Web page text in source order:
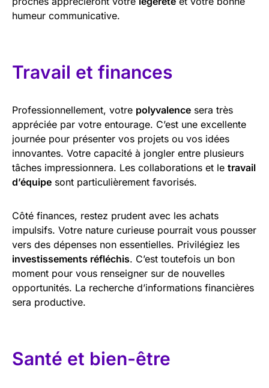
humeur communicative.
Travail et finances
Professionnellement, votre polyvalence sera très
appréciée par votre entourage. C’est une excellente
journée pour présenter vos projets ou vos idées
innovantes. Votre capacité à jongler entre plusieurs
tâches impressionnera. Les collaborations et le travail
d’équipe sont particulièrement favorisés.
Côté finances, restez prudent avec les achats
impulsifs. Votre nature curieuse pourrait vous pousser
vers des dépenses non essentielles. Privilégiez les
investissements réfléchis. C’est toutefois un bon
moment pour vous renseigner sur de nouvelles
opportunités. La recherche d’informations financières
sera productive.
Santé et bien-être